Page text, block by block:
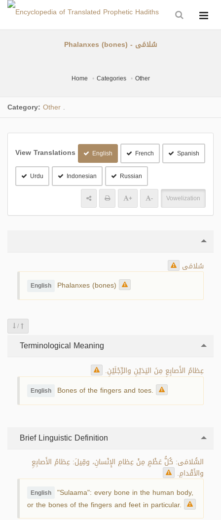
Phalanxes (bones) - سُلامَى
Home Categories Other
Category: Other
View Translations English French Spanish
Urdu Indonesian Russian
+ - Vowelization
سُلامَى
English Phalanxes (bones)
/
Terminological Meaning
عِظامُ الأَصابِعِ مِنَ اليَدَيْنِ والرِّجْلَيْنِ.
English Bones of the fingers and toes.
Brief Linguistic Definition
السُّلامَى: كُلُّ عَظْمٍ مِنْ عِظامِ الإِنْسانِ، وقِيلَ: عِظامُ الأَصابِعِ
والأَقْدامِ.
English "Sulaama": every bone in the human body,
or the bones of the fingers and feet in particular.